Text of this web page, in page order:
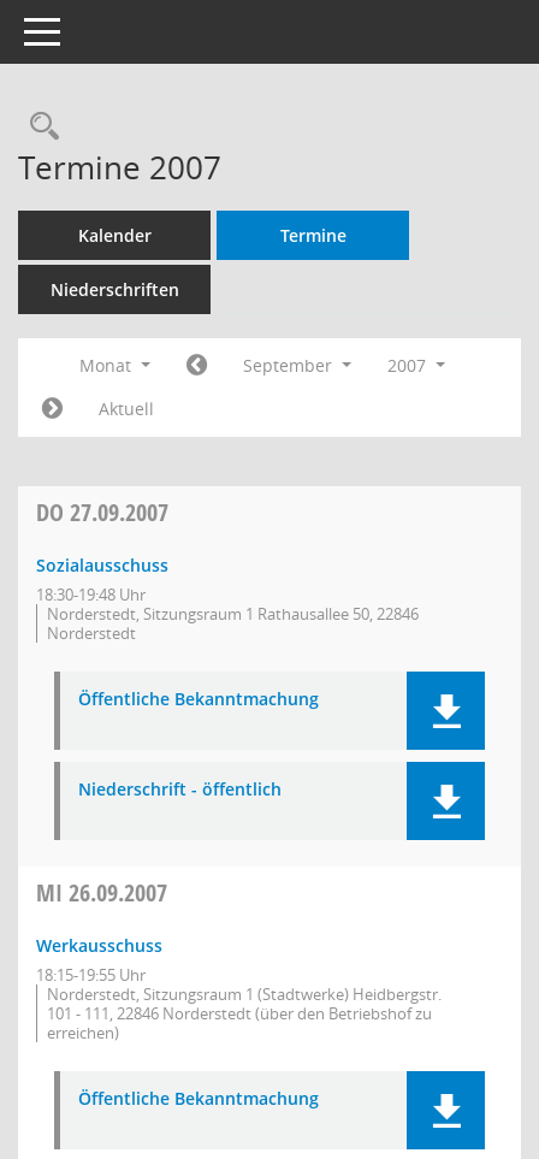
Toggle navigation
Rechercheauswahl
Termine 2007
Kalender Termine
Niederschriften
Monat September
2007
Aktuell
DO 27.09.2007
Sozialausschuss
18:30-19:48 Uhr
Norderstedt, Sitzungsraum 1 Rathausallee 50, 22846
Norderstedt
Öffentliche Bekanntmachung
Niederschrift - öffentlich
MI 26.09.2007
Werkausschuss
18:15-19:55 Uhr
Norderstedt, Sitzungsraum 1 (Stadtwerke) Heidbergstr.
101 - 111, 22846 Norderstedt (über den Betriebshof zu
erreichen)
Öffentliche Bekanntmachung